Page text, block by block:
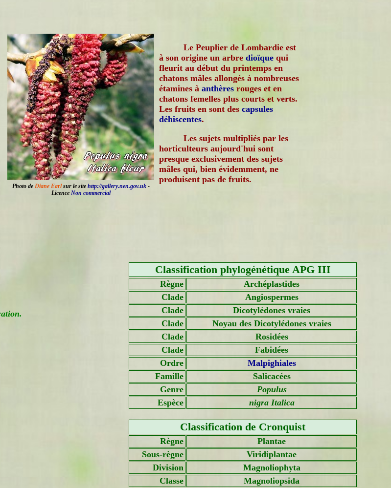
Photo de Diane Earlsur le site http://gallery.nen.gov.uk-
Licence Non commercial
Le Peuplier de Lombardie est
à son origine un arbre dioïque qui
fleurit au début du printemps en
chatons mâles allongés à nombreuses
étamines à anthères rouges et en
chatons femelles plus courts et verts.
Les fruits en sont des capsules
déhiscentes.
Les sujets multipliés par les
horticulteurs aujourd'hui sont
presque exclusivement des sujets
mâles qui, bien évidemment, ne
produisent pas de fruits.
Classification phylogénétique APG III
Règne
Archéplastides
Clade
Angiospermes
Clade
Dicotylédones vraies
Clade
Noyau des Dicotylédones vraies
Clade
Rosidées
Clade
Fabidées
Ordre
Malpighiales
Famille
Salicacées
Genre
Populus
Espèce
nigra Italica
Classification de Cronquist
Règne
Plantae
Sous-règne
Viridiplantae
Division
Magnoliophyta
Classe
Magnoliopsida